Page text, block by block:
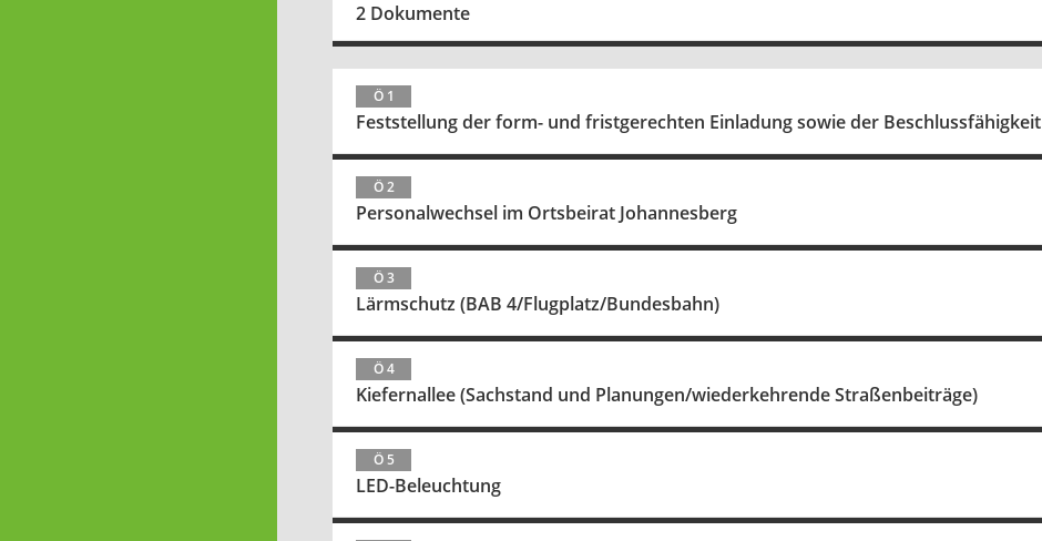
2 Dokumente
Ö 1
Feststellung der form- und fristgerechten Einladung sowie der Beschlussfähigkeit
Ö 2
Personalwechsel im Ortsbeirat Johannesberg
Ö 3
Lärmschutz (BAB 4/Flugplatz/Bundesbahn)
Ö 4
Kiefernallee (Sachstand und Planungen/wiederkehrende Straßenbeiträge)
Ö 5
LED-Beleuchtung